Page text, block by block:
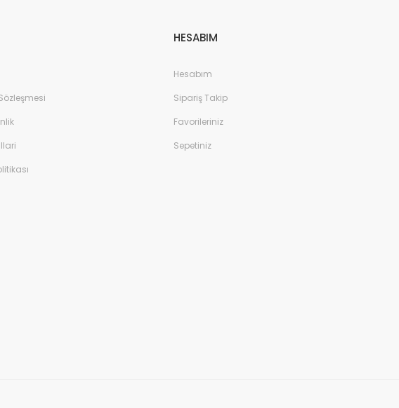
HESABIM
Hesabım
Sipariş Takip
Favorileriniz
Sepetiniz